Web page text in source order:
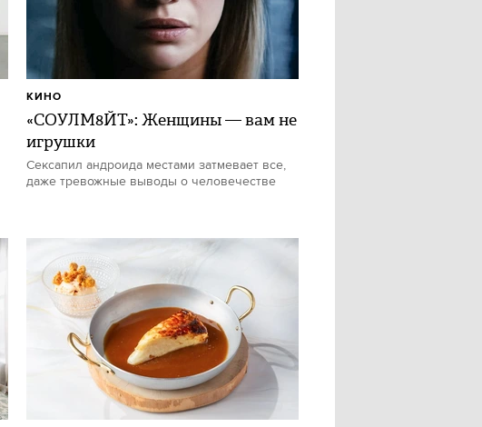
«СОУЛМ8ЙТ»: Женщины — вам не
игрушки
Сексапил андроида местами затмевает все,
даже тревожные выводы о человечестве
КИНО